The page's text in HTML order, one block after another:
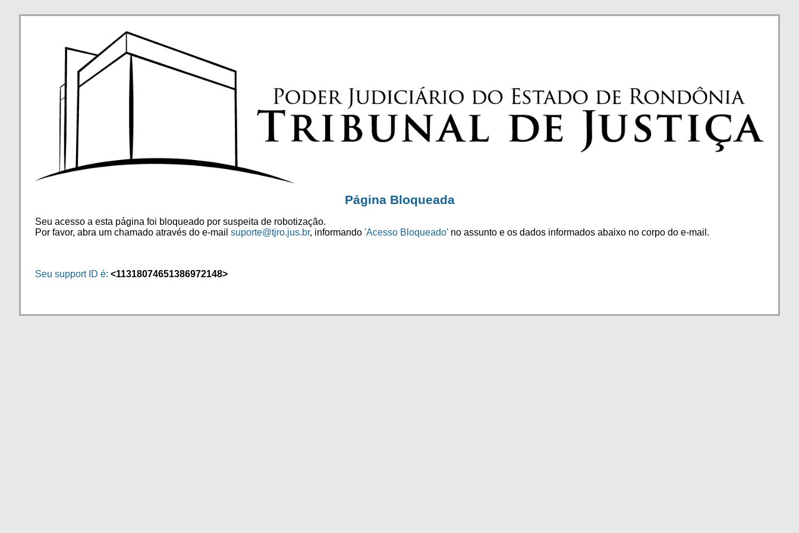
Página Bloqueada
Seu acesso a esta página foi bloqueado por suspeita de robotização.
Por favor, abra um chamado através do e-mail suporte@tjro.jus.br, informando 'Acesso Bloqueado' no assunto e os dados informados abaixo no corpo do e-mail.
Seu support ID é: <11318074651386972148>